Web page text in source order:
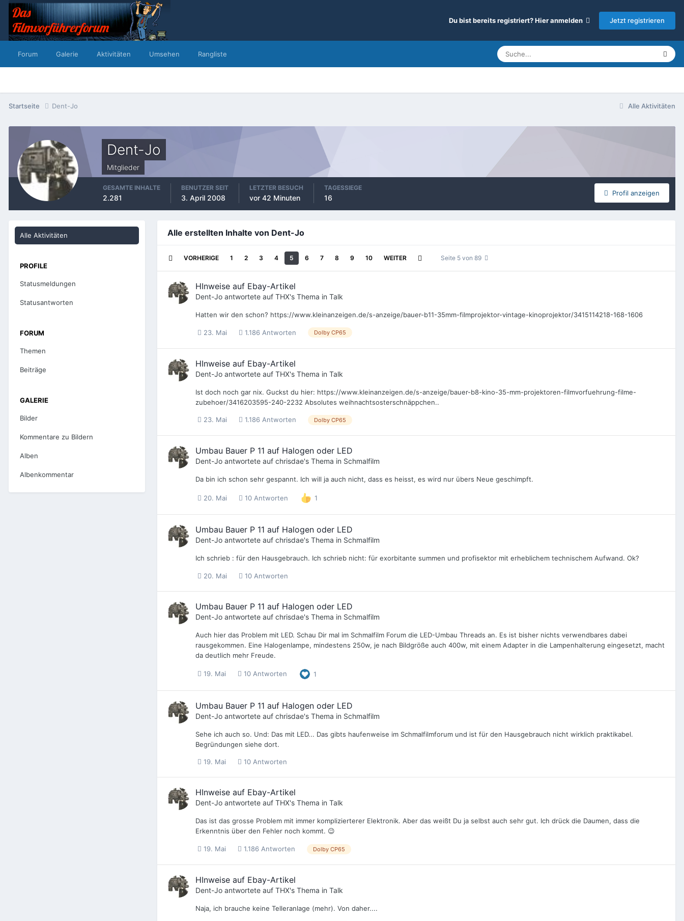
Du bist bereits registriert? Hier anmelden Jetzt registrieren
Forum Galerie Aktivitäten Umsehen Rangliste
Alle Aktivitäten
Startseite Dent-Jo
Dent-Jo
Mitglieder
Profil anzeigen
GESAMTE INHALTE
2.281
BENUTZER SEIT
3. April 2008
LETZTER BESUCH
vor 42 Minuten
TAGESSIEGE
16
Alle Aktivitäten
PROFILE
Statusmeldungen
Statusantworten
FORUM
Themen
Beiträge
GALERIE
Bilder
Kommentare zu Bildern
Alben
Albenkommentar
Alle erstellten Inhalte von Dent-Jo
VORHERIGE 1 2 3 4 5 6 7 8 9 10 WEITER Seite 5 von 89
HInweise auf Ebay-Artikel
Dent-Jo antwortete auf THX's Thema in Talk
Hatten wir den schon? https://www.kleinanzeigen.de/s-anzeige/bauer-b11-35mm-filmprojektor-vintage-kinoprojektor/3415114218-168-1606
23. Mai 1.186 Antworten Dolby CP65
HInweise auf Ebay-Artikel
Dent-Jo antwortete auf THX's Thema in Talk
Ist doch noch gar nix. Guckst du hier: https://www.kleinanzeigen.de/s-anzeige/bauer-b8-kino-35-mm-projektoren-filmvorfuehrung-filme-
zubehoer/3416203595-240-2232 Absolutes weihnachtsosterschnäppchen..
23. Mai 1.186 Antworten Dolby CP65
Umbau Bauer P 11 auf Halogen oder LED
Dent-Jo antwortete auf chrisdae's Thema in Schmalfilm
Da bin ich schon sehr gespannt. Ich will ja auch nicht, dass es heisst, es wird nur übers Neue geschimpft.
20. Mai 10 Antworten 1
Umbau Bauer P 11 auf Halogen oder LED
Dent-Jo antwortete auf chrisdae's Thema in Schmalfilm
Ich schrieb : für den Hausgebrauch. Ich schrieb nicht: für exorbitante summen und profisektor mit erheblichem technischem Aufwand. Ok?
20. Mai 10 Antworten
Umbau Bauer P 11 auf Halogen oder LED
Dent-Jo antwortete auf chrisdae's Thema in Schmalfilm
Auch hier das Problem mit LED. Schau Dir mal im Schmalfilm Forum die LED-Umbau Threads an. Es ist bisher nichts verwendbares dabei
rausgekommen. Eine Halogenlampe, mindestens 250w, je nach Bildgröße auch 400w, mit einem Adapter in die Lampenhalterung eingesetzt, macht
da deutlich mehr Freude.
19. Mai 10 Antworten 1
Umbau Bauer P 11 auf Halogen oder LED
Dent-Jo antwortete auf chrisdae's Thema in Schmalfilm
Sehe ich auch so. Und: Das mit LED... Das gibts haufenweise im Schmalfilmforum und ist für den Hausgebrauch nicht wirklich praktikabel.
Begründungen siehe dort.
19. Mai 10 Antworten
HInweise auf Ebay-Artikel
Dent-Jo antwortete auf THX's Thema in Talk
Das ist das grosse Problem mit immer komplizierterer Elektronik. Aber das weißt Du ja selbst auch sehr gut. Ich drück die Daumen, dass die
Erkenntnis über den Fehler noch kommt. 😉
19. Mai 1.186 Antworten Dolby CP65
HInweise auf Ebay-Artikel
Dent-Jo antwortete auf THX's Thema in Talk
Naja, ich brauche keine Telleranlage (mehr). Von daher....